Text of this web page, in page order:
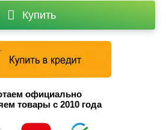
Купить
официально
товары с 2010 года